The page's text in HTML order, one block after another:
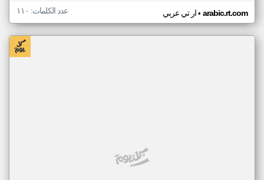
ار تي عربي• arabic.rt.com عدد الكلمات: ١١٠